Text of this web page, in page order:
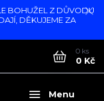
BOHUŽEL Z DŮVODU
DĚKUJEME ZA
Menu
0 ks
0 Kč